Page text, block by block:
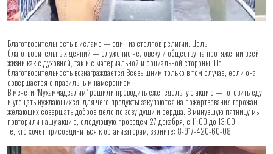
Благотворительность в исламе — один из столпов религии. Цель
благотворительных деяний — служение человеку и обществу на протяжении всей
жизни как с духовной, так и с материальной и социальной стороны. Но
благотворительность вознаграждается Всевышним только в том случае, если она
совершается с правильным намерением.
В мечети "Мухаммадсалим" решили проводить еженедельную акцию — готовить еду
и угощать нуждающихся, для чего продукты закупаются на пожертвования горожан,
желающих совершать доброе дело по зову души и сердца. В минувшую пятницу мы
повторили нашу акцию, следующую проведем 27 декабря, с 11:00 до 13:00.
Те, кто хочет присоединиться к организаторам, звоните: 8-917-420-60-08.